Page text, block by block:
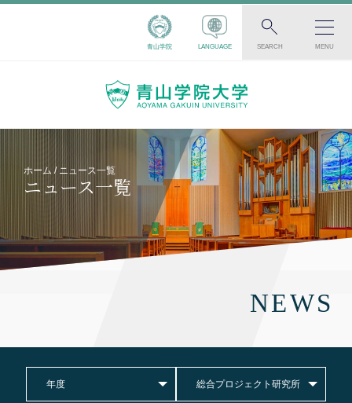
青山学院 LANGUAGE SEARCH MENU
ホーム ニュース一覧
ニュース一覧
NEWS
年度 総合プロジェクト研究所